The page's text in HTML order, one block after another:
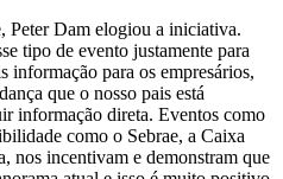
Peter Dam elogiou a iniciativa.
tipo de evento justamente para
informação para os empresários,
que o nosso pais está
informação direta. Eventos como
como o Sebrae, a Caixa
nos incentivam e demonstram que